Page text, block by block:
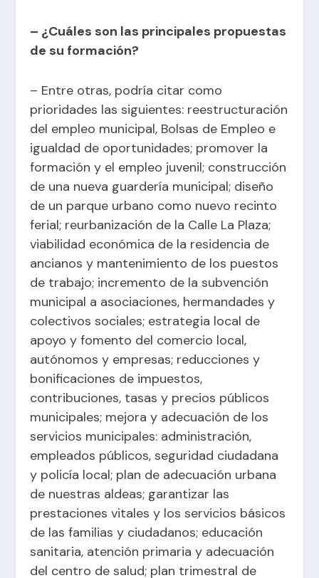
– ¿Cuáles son las principales propuestas
de su formación?
– Entre otras, podría citar como
prioridades las siguientes: reestructuración
del empleo municipal, Bolsas de Empleo e
igualdad de oportunidades; promover la
formación y el empleo juvenil; construcción
de una nueva guardería municipal; diseño
de un parque urbano como nuevo recinto
ferial; reurbanización de la Calle La Plaza;
viabilidad económica de la residencia de
ancianos y mantenimiento de los puestos
de trabajo; incremento de la subvención
municipal a asociaciones, hermandades y
colectivos sociales; estrategia local de
apoyo y fomento del comercio local,
autónomos y empresas; reducciones y
bonificaciones de impuestos,
contribuciones, tasas y precios públicos
municipales; mejora y adecuación de los
servicios municipales: administración,
empleados públicos, seguridad ciudadana
y policía local; plan de adecuación urbana
de nuestras aldeas; garantizar las
prestaciones vitales y los servicios básicos
de las familias y ciudadanos; educación
sanitaria, atención primaria y adecuación
del centro de salud; plan trimestral de